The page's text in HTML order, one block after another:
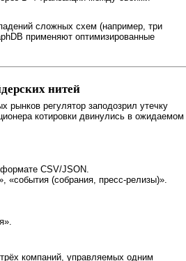
сложных схем (например, три
применяют оптимизированные
нитей
рынков регулятор заподозрил утечку
котировки двинулись в ожидаемом
формате CSV/JSON.
«события (собрания, пресс-релизы)».
компаний, управляемых одним